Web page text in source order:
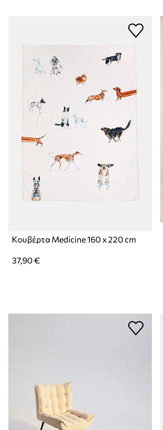
Κουβέρτα Medicine 160 x 220 cm
37,90 €